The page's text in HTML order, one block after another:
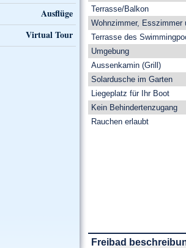
Ausflüge
Virtual Tour
Terrasse/Balkon
Wohnzimmer, Esszimmer
Terrasse des
Umgebung
Aussenkamin (Grill)
Solardusche im Garten
Liegeplatz für Ihr Boot
Kein Behindertenzugang
Rauchen erlaubt
Freibad